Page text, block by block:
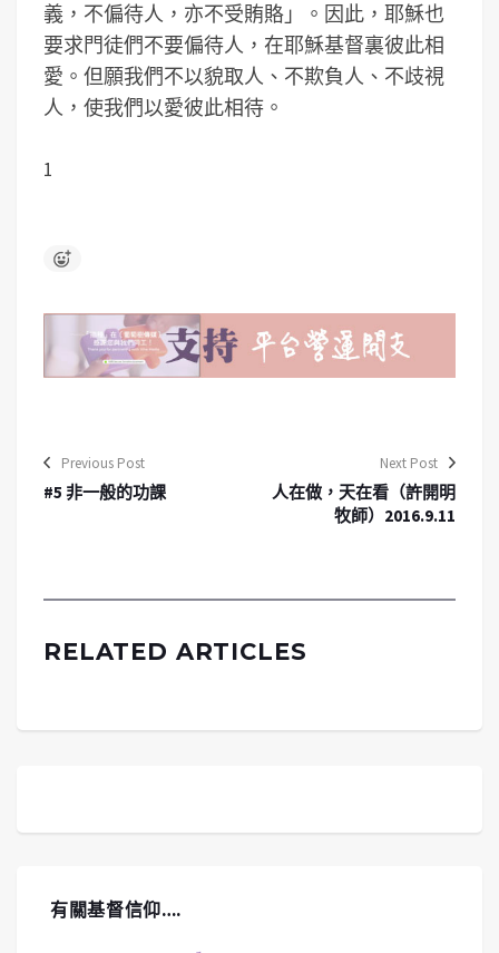
義，不偏待人，亦不受賄賂」。因此，耶穌也
要求門徒們不要偏待人，在耶穌基督裏彼此相
愛。但願我們不以貌取人、不欺負人、不歧視
人，使我們以愛彼此相待。
1
Previous Post
#5 非一般的功課
Next Post
人在做，天在看（許開明
牧師）2016.9.11
RELATED ARTICLES
有關基督信仰….